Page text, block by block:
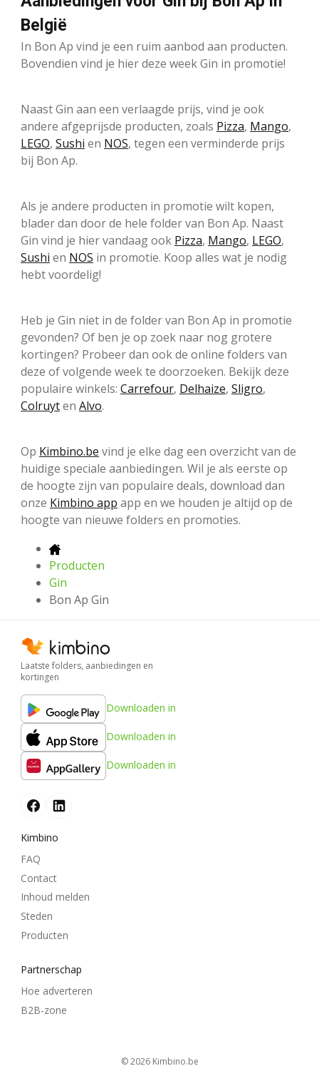
België
In Bon Ap vind je een ruim aanbod aan producten.
Bovendien vind je hier deze week Gin in promotie!
Naast Gin aan een verlaagde prijs, vind je ook
andere afgeprijsde producten, zoals Pizza, Mango,
LEGO, Sushi en NOS, tegen een verminderde prijs
bij Bon Ap.
Als je andere producten in promotie wilt kopen,
blader dan door de hele folder van Bon Ap. Naast
Gin vind je hier vandaag ook Pizza, Mango, LEGO,
Sushi en NOS in promotie. Koop alles wat je nodig
hebt voordelig!
Heb je Gin niet in de folder van Bon Ap in promotie
gevonden? Of ben je op zoek naar nog grotere
kortingen? Probeer dan ook de online folders van
deze of volgende week te doorzoeken. Bekijk deze
populaire winkels: Carrefour, Delhaize, Sligro,
Colruyten Alvo.
Op Kimbino.be vind je elke dag een overzicht van de
huidige speciale aanbiedingen. Wil je als eerste op
de hoogte zijn van populaire deals, download dan
onze Kimbino app app en we houden je altijd op de
hoogte van nieuwe folders en promoties.
Producten
Gin
Bon Ap Gin
Laatste folders, aanbiedingen en
kortingen
Downloaden in
Downloaden in
Downloaden in
Kimbino
FAQ
Contact
Inhoud melden
Steden
Producten
Partnerschap
Hoe adverteren
B2B-zone
© 2026 kimbino.be